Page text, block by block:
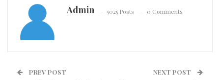
Admin 5025 Posts 0 Comments
PREV POST NEXT POST